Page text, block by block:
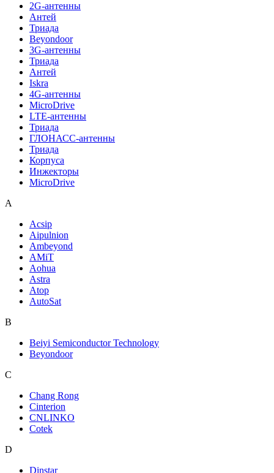
2G-антенны
Антей
Триада
Beyondoor
3G-антенны
Триада
Антей
Iskra
4G-антенны
MicroDrive
LTE-антенны
Триада
ГЛОНАСС-антенны
Триада
Корпуса
Инжекторы
MicroDrive
A
Acsip
Aipulnion
Ambeyond
AMiT
Aohua
Astra
Atop
AutoSat
B
Beiyi Semiconductor Technology
Beyondoor
C
Chang Rong
Cinterion
CNLINKO
Cotek
D
Dinstar